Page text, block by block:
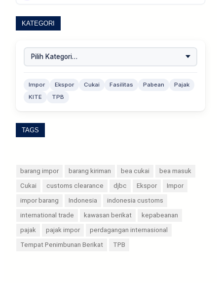
KATEGORI
Impor Ekspor Cukai Fasilitas Pabean
Pajak
KITE
TPB
TAGS
barang impor barang kiriman bea cukai
bea masuk
Cukai
customs clearance djbc Ekspor
Impor
impor barang
Indonesia
indonesia customs
international trade
kawasan berikat
kepabeanan
pajak
pajak impor
perdagangan internasional
Tempat Penimbunan Berikat
TPB